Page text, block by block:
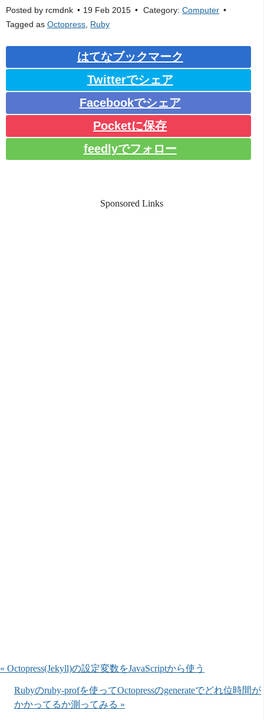
Posted by rcmdnk 19 Feb 2015 Category:Computer
Tagged as Octopress Ruby
はてなブックマーク
Twitterでシェア
Facebookでシェア
Pocketに保存
feedlyでフォロー
Sponsored Links
« Octopress(Jekyll)の設定変数をJavaScriptから使う
Rubyのruby-profを使ってOctopressのgenerateでどれ位時間が
かかってるか測ってみる »